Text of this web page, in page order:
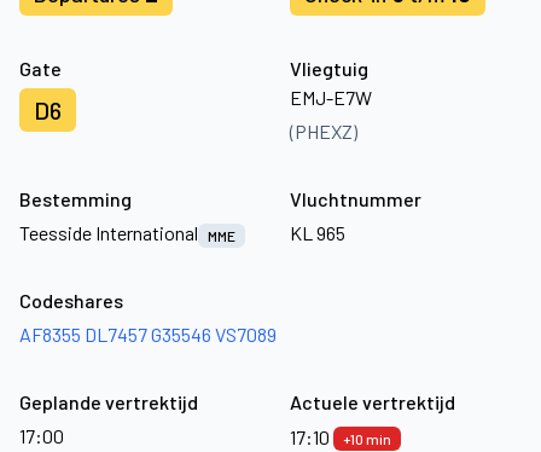
Gate
D6
Vliegtuig
EMJ-E7W
(PHEXZ)
Bestemming
Teesside International
MME
Vluchtnummer
KL 965
Codeshares
AF8355 DL7457G35546 VS7089
Geplande vertrektijd
17:00
Actuele vertrektijd
17:10
+10 min